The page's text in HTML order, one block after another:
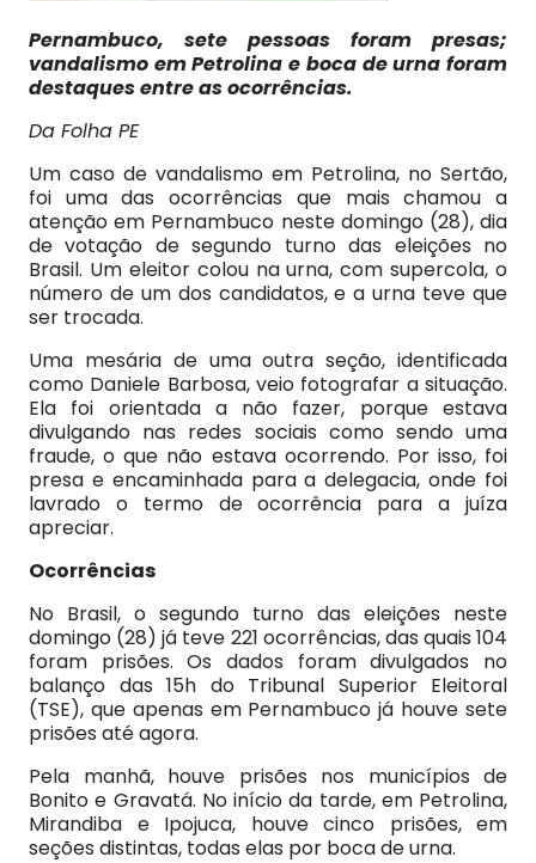
Pernambuco, sete pessoas foram presas;
vandalismo em Petrolina e boca de urna foram
destaques entre as ocorrências.
Da Folha PE
Um caso de vandalismo em Petrolina, no Sertão,
foi uma das ocorrências que mais chamou a
atenção em Pernambuco neste domingo (28), dia
de votação de segundo turno das eleições no
Brasil. Um eleitor colou na urna, com supercola, o
número de um dos candidatos, e a urna teve que
ser trocada.
Uma mesária de uma outra seção, identificada
como Daniele Barbosa, veio fotografar a situação.
Ela foi orientada a não fazer, porque estava
divulgando nas redes sociais como sendo uma
fraude, o que não estava ocorrendo. Por isso, foi
presa e encaminhada para a delegacia, onde foi
lavrado o termo de ocorrência para a juíza
apreciar.
Ocorrências
No Brasil, o segundo turno das eleições neste
domingo (28) já teve 221 ocorrências, das quais 104
foram prisões. Os dados foram divulgados no
balanço das 15h do Tribunal Superior Eleitoral
(TSE), que apenas em Pernambuco já houve sete
prisões até agora.
Pela manhã, houve prisões nos municípios de
Bonito e Gravatá. No início da tarde, em Petrolina,
Mirandiba e Ipojuca, houve cinco prisões, em
seções distintas, todas elas por boca de urna.